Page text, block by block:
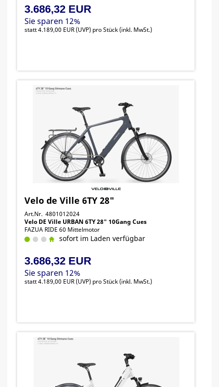
3.686,32 EUR
Sie sparen 12%
statt4.189,00 EUR(UVP) pro Stück (inkl. MwSt.)
Velo de Ville 6TY 28"
Art.Nr. 4801012024
Velo DE Ville URBAN 6TY 28" 10Gang Cues
FAZUA RIDE 60 Mittelmotor
sofort im Laden verfügbar
3.686,32 EUR
Sie sparen 12%
statt4.189,00 EUR(UVP) pro Stück (inkl. MwSt.)